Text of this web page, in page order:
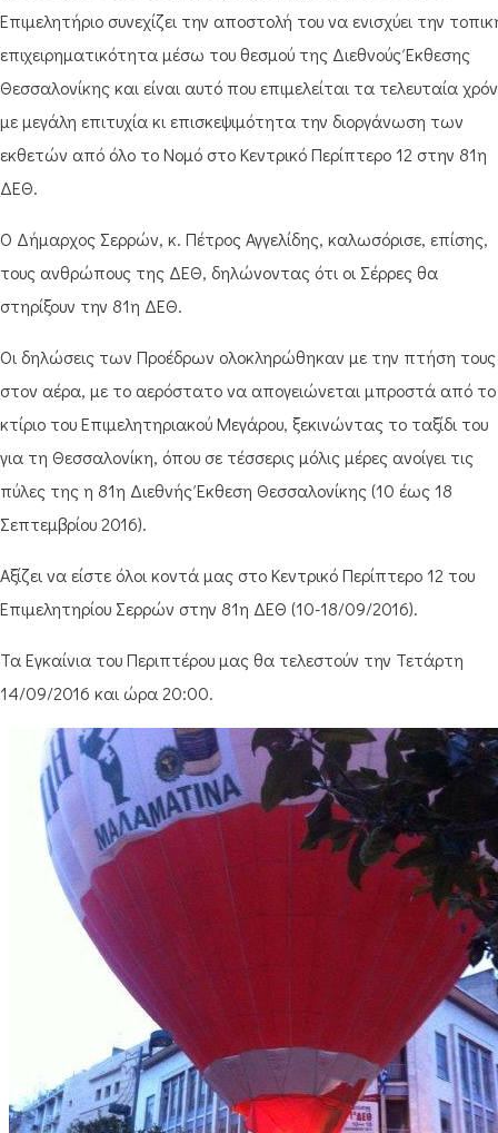
Επιμελητήριο συνεχίζει την αποστολή του να ενισχύει την
επιχειρηματικότητα μέσω του θεσμού της Διεθνούς Έκθεσης
Θεσσαλονίκης και είναι αυτό που επιμελείται τα τελευταία
με μεγάλη επιτυχία κι επισκεψιμότητα την διοργάνωση των
εκθετών από όλο το Νομό στο Κεντρικό Περίπτερο 12 στην 81η
ΔΕΘ.
Ο Δήμαρχος Σερρών, κ. Πέτρος Αγγελίδης, καλωσόρισε, επίσης,
τους ανθρώπους της ΔΕΘ, δηλώνοντας ότι οι Σέρρες θα
στηρίξουν την 81η ΔΕΘ.
Οι δηλώσεις των Προέδρων ολοκληρώθηκαν με την πτήση τους
στον αέρα, με το αερόστατο να απογειώνεται μπροστά από το
κτίριο του Επιμελητηριακού Μεγάρου, ξεκινώντας το ταξίδι του
για τη Θεσσαλονίκη, όπου σε τέσσερις μόλις μέρες ανοίγει τις
πύλες της η 81η Διεθνής Έκθεση Θεσσαλονίκης (10 έως 18
Σεπτεμβρίου 2016).
Αξίζει να είστε όλοι κοντά μας στο Κεντρικό Περίπτερο 12 του
Επιμελητηρίου Σερρών στην 81η ΔΕΘ (10-18/09/2016).
Τα Εγκαίνια του Περιπτέρου μας θα τελεστούν την Τετάρτη
14/09/2016 και ώρα 20:00.